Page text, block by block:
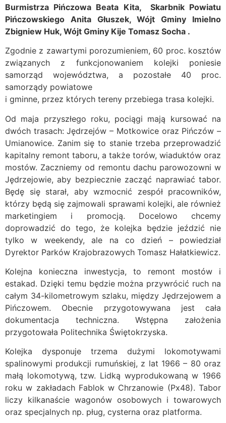
Burmistrza Pińczowa Beata Kita, Skarbnik Powiatu
Pińczowskiego Anita Głuszek, Wójt Gminy Imielno
Zbigniew Huk, Wójt Gminy Kije Tomasz Socha .
Zgodnie z zawartymi porozumieniem, 60 proc. kosztów
związanych z funkcjonowaniem kolejki poniesie
samorząd województwa, a pozostałe 40 proc.
samorządy powiatowe
i gminne, przez których tereny przebiega trasa kolejki.
Od maja przyszłego roku, pociągi mają kursować na
dwóch trasach: Jędrzejów – Motkowice oraz Pińczów –
Umianowice. Zanim się to stanie trzeba przeprowadzić
kapitalny remont taboru, a także torów, wiaduktów oraz
mostów. Zaczniemy od remontu dachu parowozowni w
Jędrzejowie, aby bezpiecznie zacząć naprawiać tabor.
Będę się starał, aby wzmocnić zespół pracowników,
którzy będą się zajmowali sprawami kolejki, ale również
marketingiem i promocją. Docelowo chcemy
doprowadzić do tego, że kolejka będzie jeździć nie
tylko w weekendy, ale na co dzień – powiedział
Dyrektor Parków Krajobrazowych Tomasz Hałatkiewicz.
Kolejna konieczna inwestycja, to remont mostów i
estakad. Dzięki temu będzie można przywrócić ruch na
całym 34-kilometrowym szlaku, między Jędrzejowem a
Pińczowem. Obecnie przygotowywana jest cała
dokumentacja techniczna. Wstępna założenia
przygotowała Politechnika Świętokrzyska.
Kolejka dysponuje trzema dużymi lokomotywami
spalinowymi produkcji rumuńskiej, z lat 1966 – 80 oraz
małą lokomotywą, tzw. Lidką wyprodukowaną w 1966
roku w zakładach Fablok w Chrzanowie (Px48). Tabor
liczy kilkanaście wagonów osobowych i towarowych
oraz specjalnych np. pług, cysterna oraz platforma.